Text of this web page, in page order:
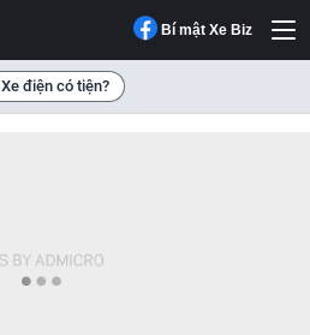
Bí mật Xe Biz
Xe điện có tiện?